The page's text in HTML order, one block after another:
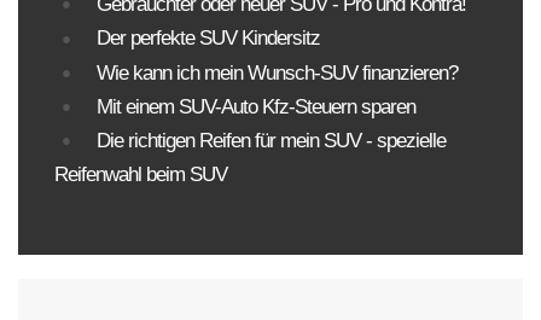
Der perfekte SUV Kindersitz
Wie kann ich mein Wunsch-SUV finanzieren?
Mit einem SUV-Auto Kfz-Steuern sparen
Die richtigen Reifen für mein SUV - spezielle
Reifenwahl beim SUV